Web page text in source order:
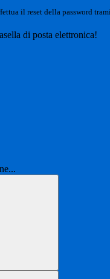
il reset della password
di posta elettronica!